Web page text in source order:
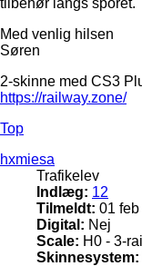
Med venlig hilsen
Søren
2-skinne med CS3
https://railway.zone/
Top
hxmiesa
Trafikelev
Indlæg: 12
Tilmeldt: 01
Digital: Nej
Scale: H0 - 3-rail
Skinnesystem: